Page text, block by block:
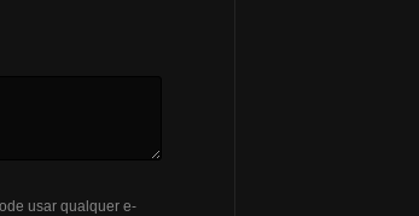
usar qualquer e-